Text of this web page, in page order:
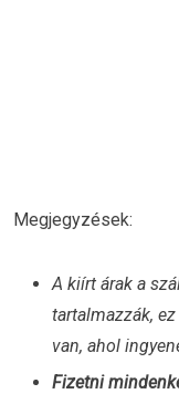
Megjegyzések:
A kiírt árak a
tartalmazzák,
van, ahol
Fizetni